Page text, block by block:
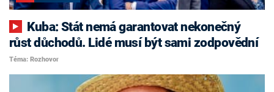
růst důchodů. Lidé musí být sami zodpovědní
Téma: Rozhovor